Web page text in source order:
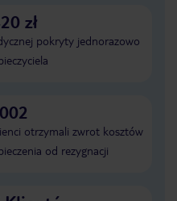
zł
pokryty jednorazowo
otrzymali zwrot kosztów
od rezygnacji